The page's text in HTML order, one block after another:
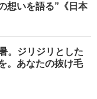
想いを語る”《日本
。ジリジリとした
。あなたの抜け毛